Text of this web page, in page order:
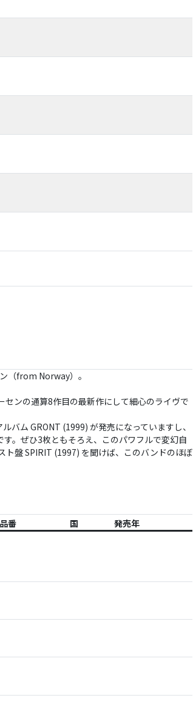
（from Norway）。
ンの通算8作目の最新作にして細心のライヴで
バム GRONT (1999) が発売になっていますし、
。ぜひ3枚ともそろえ、このパワフルで変幻自
盤 SPIRIT (1997) を聞けば、このバンドのほぼ
番 国
発売年